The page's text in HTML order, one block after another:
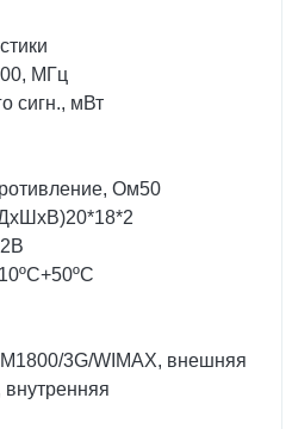
МГц
сигн., мВт
Ом50
3G/WIMAX, внешняя